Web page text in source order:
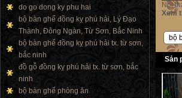
Nội
Xem
bộ
Sản
do go dong ky phu hai
bộ bàn ghế đồng kỵ phú hải, Lý Đạo
Thành, Đông Ngàn, Từ Sơn, Bắc Ninh
bộ bàn ghế đồng kỵ phú hải tx. từ sơn,
bắc ninh
đồ gỗ đồng kỵ phú hải tx. từ sơn, bắc
ninh
bộ bàn ghế phòng ăn